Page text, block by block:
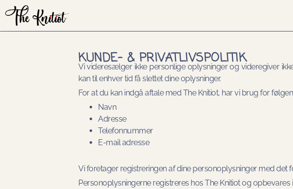
KUNDE- & PRIVATLIVSPOLITIK
Vi videresælger ikke personlige oplysninger og videregiver
kan til enhver tid få slettet dine oplysninger.
For at du kan indgå aftale med The Knitiot, har vi brug for
Navn
Adresse
Telefonnummer
E-mail adresse
Vi foretager registreringen af dine personoplysninger med det
Personoplysningerne registreres hos The Knitiot og